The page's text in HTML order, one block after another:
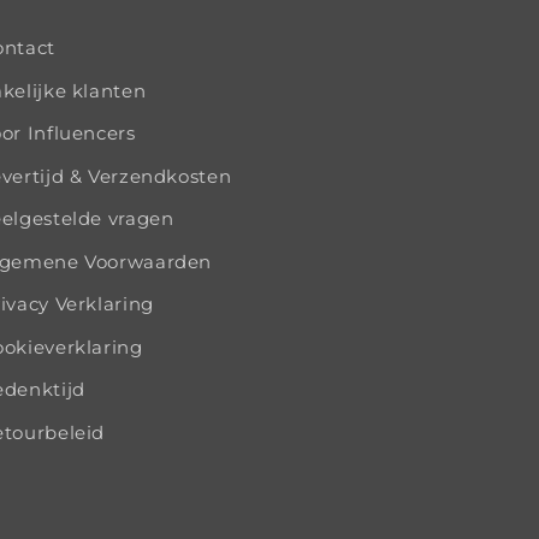
klanten
Influencers
& Verzendkosten
vragen
Voorwaarden
Verklaring